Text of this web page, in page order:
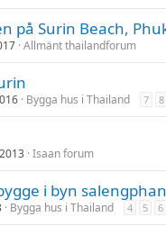
på Surin Beach,
Allmänt thailandforum
Bygga hus i Thailand 7 8
Isaan forum
i byn
Bygga hus i Thailand 4 5 6